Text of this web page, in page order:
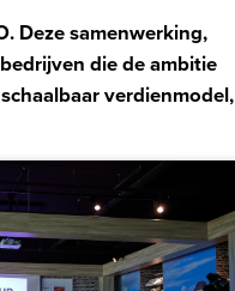
. Deze samenwerking,
die de ambitie
verdienmodel,